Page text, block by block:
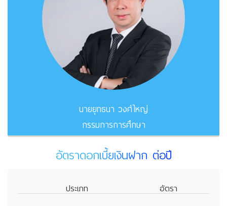
นายยุทธนา วงศ์ใหญ่
กรรมการการศึกษา
อัตราดอกเบี้ยเงินฝาก ต่อปี
ประเภท
อัตรา